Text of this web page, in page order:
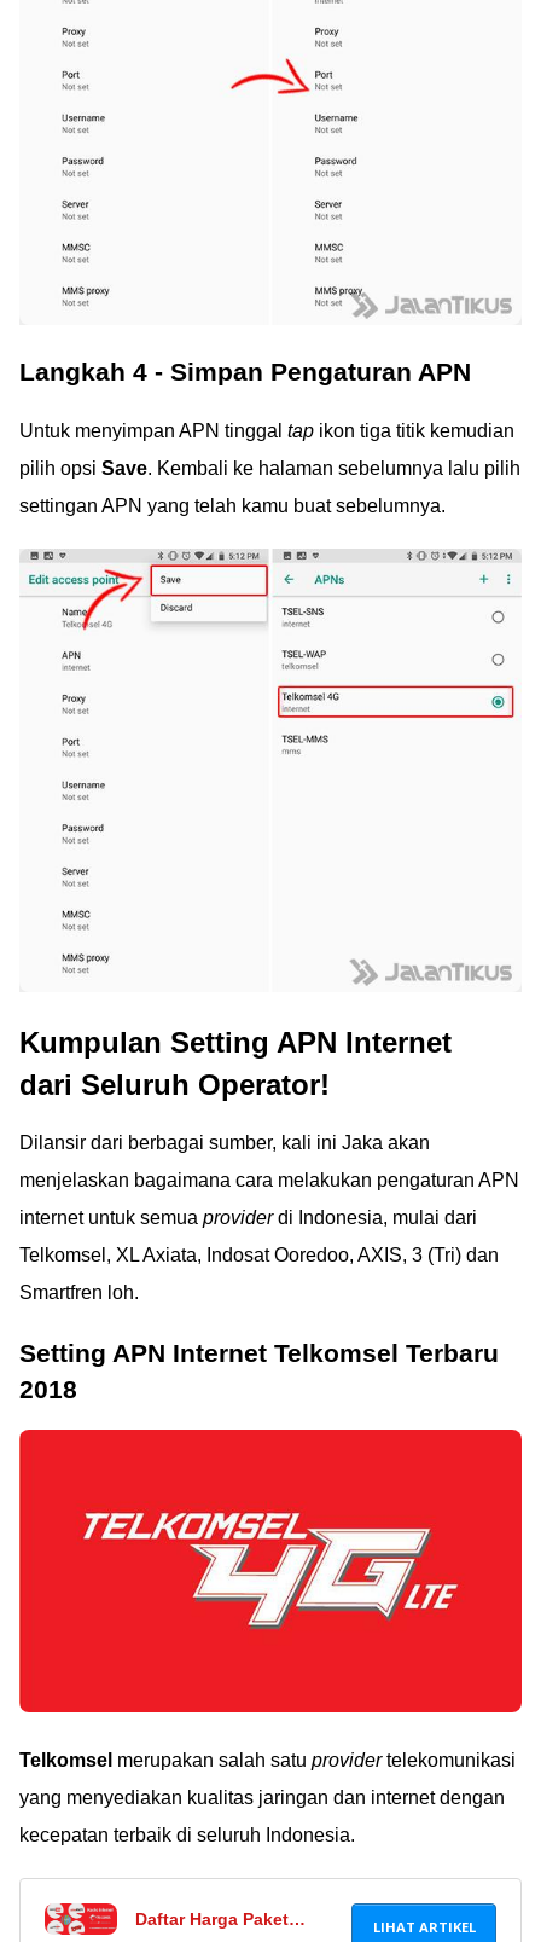
Langkah 4 - Simpan Pengaturan APN
Untuk menyimpan APN tinggal tap ikon tiga titik kemudian
pilih opsi Save. Kembali ke halaman sebelumnya lalu pilih
settingan APN yang telah kamu buat sebelumnya.
Kumpulan Setting APN Internet
dari Seluruh Operator!
Dilansir dari berbagai sumber, kali ini Jaka akan
menjelaskan bagaimana cara melakukan pengaturan APN
internet untuk semua providerdi Indonesia, mulai dari
Telkomsel, XL Axiata, Indosat Ooredoo, AXIS, 3 (Tri) dan
Smartfren loh.
Setting APN Internet Telkomsel Terbaru
2018
Telkomsel merupakan salah satu providertelekomunikasi
yang menyediakan kualitas jaringan dan internet dengan
kecepatan terbaik di seluruh Indonesia.
Daftar Harga Paket
LIHAT ARTIKEL